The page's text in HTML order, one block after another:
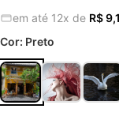
em até 12x de R$
Cor: Preto
Preto Cinza Azul